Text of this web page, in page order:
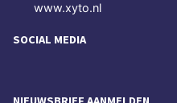
www.xyto.nl
SOCIAL MEDIA